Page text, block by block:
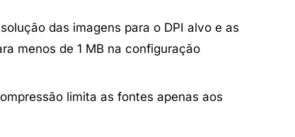
das imagens para o DPI alvo e as
menos de 1 MB na configuração
limita as fontes apenas aos